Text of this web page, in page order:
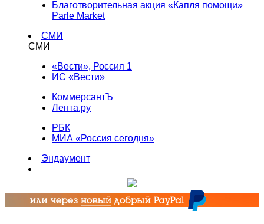
Благотворительная акция «Капля помощи»
Parle Market
СМИ
СМИ
«Вести», Россия 1
ИС «Вести»
КоммерсантЪ
Лента.ру
РБК
МИА «Россия сегодня»
Эндаумент